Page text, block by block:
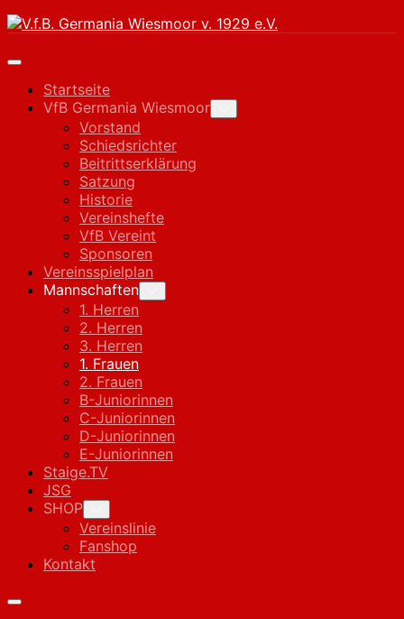
Skip
content
Expand
Startseite
VfB Germania Wiesmoor
Child
Vorstand
Schiedsrichter
Beitrittserklärung
Satzung
Historie
Vereinshefte
VfB Vereint
Sponsoren
Vereinsspielplan
Current
Page
Parent
Mannschaften
Child
1. Herren
2. Herren
3. Herren
Current
Page:
1. Frauen
2. Frauen
B-Juniorinnen
C-Juniorinnen
D-Juniorinnen
E-Juniorinnen
Staige.TV
JSG
SHOP
Child
Menu
Vereinslinie
Fanshop
Kontakt
Expand